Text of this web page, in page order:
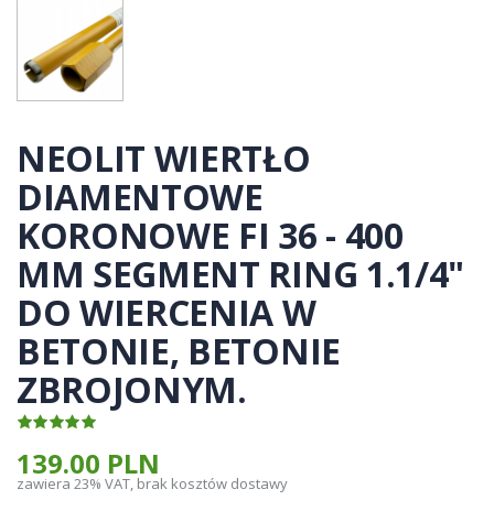
NEOLIT WIERTŁO
DIAMENTOWE
KORONOWE FI 36 - 400
MM SEGMENT RING 1.1/4"
DO WIERCENIA W
BETONIE, BETONIE
ZBROJONYM.
139.00 PLN
zawiera 23% VAT, brak kosztów dostawy